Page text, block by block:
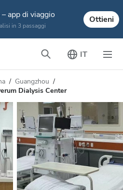
app di viaggio
in 3 passaggi
Ottieni
IT
Guangzhou
Dialysis Center